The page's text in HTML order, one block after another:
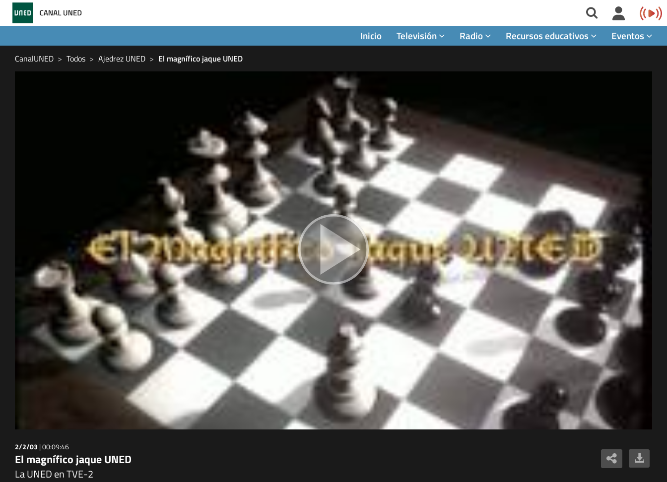
Inicio Televisión Radio Recursos educativos Eventos
CanalUNED Todos Ajedrez UNED El magnífico jaque UNED
2/2/03 |00:09:46
El magnífico jaque UNED
La UNED en TVE-2